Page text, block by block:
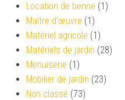
Location de benne (1)
Maître d'œuvre (1)
Matériel agricole (1)
Matériels de jardin (28)
Menuiserie (1)
Mobilier de jardin (23)
Non classé (73)